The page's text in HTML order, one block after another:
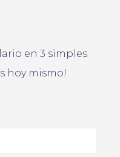
en 3 simples
hoy mismo!